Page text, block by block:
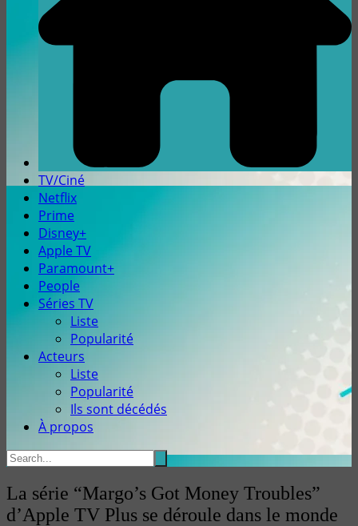
TV/Ciné
Netflix
Prime
Disney+
Apple TV
Paramount+
People
Séries TV
Liste
Popularité
Acteurs
Liste
Popularité
Ils sont décédés
À propos
La série “Margo’s Got Money Troubles”
d’Apple TV Plus se déroule dans le monde